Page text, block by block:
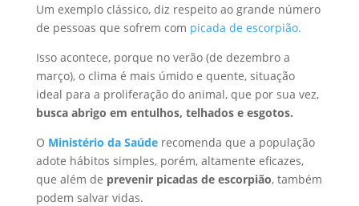
Um exemplo clássico, diz respeito ao grande número
de pessoas que sofrem com picada de escorpião.
Isso acontece, porque no verão (de dezembro a
março), o clima é mais úmido e quente, situação
ideal para a proliferação do animal, que por sua vez,
busca abrigo em entulhos, telhados e esgotos.
O Ministério da Saúderecomenda que a população
adote hábitos simples, porém, altamente eficazes,
que além de prevenir picadas de escorpião, também
podem salvar vidas.